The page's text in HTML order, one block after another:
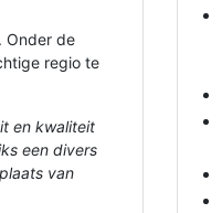
Onder de
regio te
en kwaliteit
een divers
van